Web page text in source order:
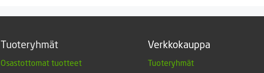
Tuoteryhmät
Osastottomat tuotteet
Verkkokauppa
Tuoteryhmät